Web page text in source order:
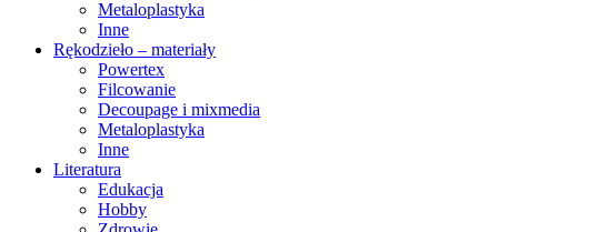
Metaloplastyka
Inne
Rękodzieło – materiały
Powertex
Filcowanie
Decoupage i mixmedia
Metaloplastyka
Inne
Literatura
Edukacja
Hobby